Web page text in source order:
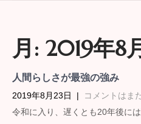
月: 2019年8
人間らしさが最強の強み
2019年8月23日 | コメントはま
令和に入り、遅くとも20年後に